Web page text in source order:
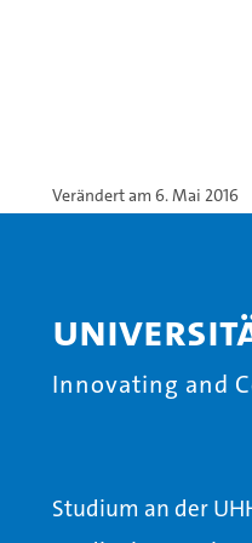
Verändert am 6. Mai 2016
Innovating and
Studium an der